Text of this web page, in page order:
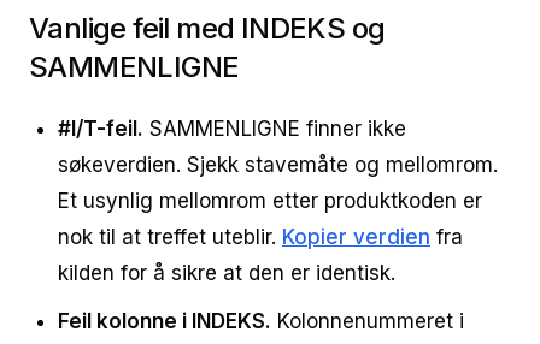
Vanlige feil med INDEKS og
SAMMENLIGNE
#I/T-feil. SAMMENLIGNE finner ikke
søkeverdien. Sjekk stavemåte og mellomrom.
Et usynlig mellomrom etter produktkoden er
nok til at treffet uteblir. Kopier verdien fra
kilden for å sikre at den er identisk.
Feil kolonne i INDEKS. Kolonnenummeret i